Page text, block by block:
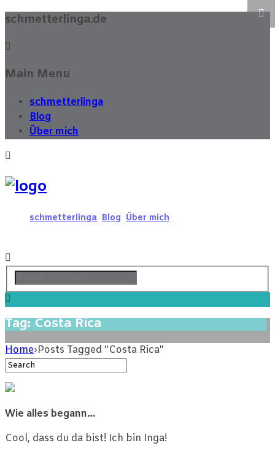
schmetterlinga.de
Main Menu
schmetterlinga
Blog
Über mich
schmetterlinga Blog Über mich
Tag: Costa Rica
Home›Posts Tagged "Costa Rica"
Wie alles begann…
Cool, dass du da bist! Ich bin Inga!